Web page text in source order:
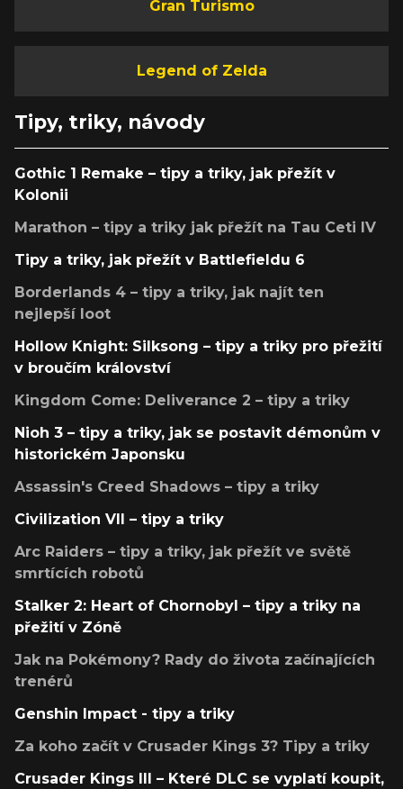
Gran Turismo
Legend of Zelda
Tipy, triky, návody
Gothic 1 Remake – tipy a triky, jak přežít v
Kolonii
Marathon – tipy a triky jak přežít na Tau Ceti IV
Tipy a triky, jak přežít v Battlefieldu 6
Borderlands 4 – tipy a triky, jak najít ten
nejlepší loot
Hollow Knight: Silksong – tipy a triky pro přežití
v broučím království
Kingdom Come: Deliverance 2 – tipy a triky
Nioh 3 – tipy a triky, jak se postavit démonům v
historickém Japonsku
Assassin's Creed Shadows – tipy a triky
Civilization VII – tipy a triky
Arc Raiders – tipy a triky, jak přežít ve světě
smrtících robotů
Stalker 2: Heart of Chornobyl – tipy a triky na
přežití v Zóně
Jak na Pokémony? Rady do života začínajících
trenérů
Genshin Impact - tipy a triky
Za koho začít v Crusader Kings 3? Tipy a triky
Crusader Kings III – Které DLC se vyplatí koupit,